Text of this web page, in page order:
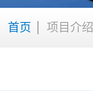
首页 项目介绍